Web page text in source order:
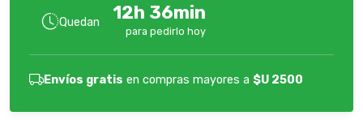
Quedan 12h 36min
para pedirlo hoy
Envíos gratis en compras mayores a $U 2500